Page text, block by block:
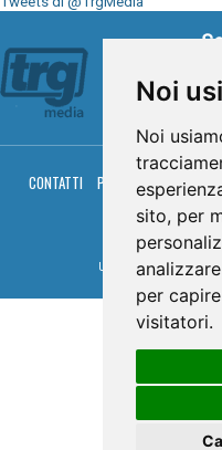
Noi
Noi
sito, per
per
visitatori.
CONTATTI PRIVACY COOKIES
© TRG
Umbria Televisioni s.r.l.